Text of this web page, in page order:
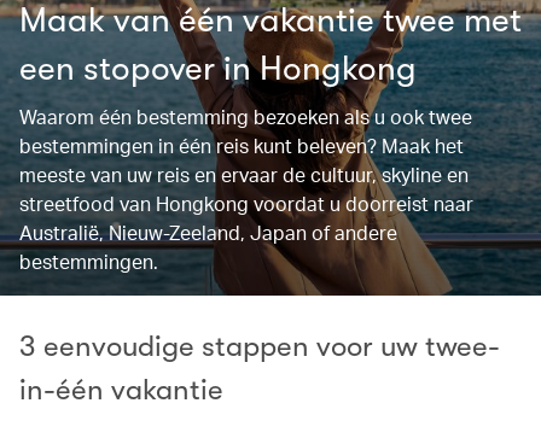
Maak van één vakantie twee met
een stopover in Hongkong
Waarom één bestemming bezoeken als u ook twee
bestemmingen in één reis kunt beleven? Maak het
meeste van uw reis en ervaar de cultuur, skyline en
streetfood van Hongkong voordat u doorreist naar
Australië, Nieuw-Zeeland, Japan of andere
bestemmingen.
3 eenvoudige stappen voor uw twee-
in-één vakantie